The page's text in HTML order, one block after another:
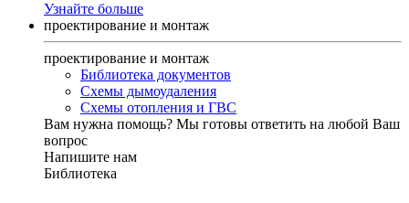
Узнайте больше
проектирование и монтаж
проектирование и монтаж
Библиотека документов
Схемы дымоудаления
Схемы отопления и ГВС
Вам нужна помощь? Мы готовы ответить на любой Ваш
вопрос
Напишите нам
Библиотека